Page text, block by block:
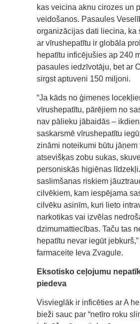
kas veicina aknu cirozes un
veidošanos. Pasaules
organizācijas dati liecina, ka
ar vīrushepatītu ir globāla
hepatītu inficējušies ap 240
pasaules iedzīvotāju, bet ar
sirgst aptuveni 150 miljoni.
“Ja kāds no ģimenes
vīrushepatītu, pārējiem no
nav pālieku jābaidās –
saskarsmē vīrushepatītu
zināmi noteikumi būtu jāņem
atsevišķas zobu sukas,
personiskās higiēnas
saslimšanas riskiem
cilvēkiem, kam iespējama
cilvēku asinīm, kuri lieto
narkotikas vai izvēlas
dzimumattiecības. Taču tas
hepatītu nevar iegūt
farmaceite Ieva Zvagule.
Eksotisko ceļojumu
piedeva
Visvieglāk ir inficēties ar A
bieži sauc par “netīro roku